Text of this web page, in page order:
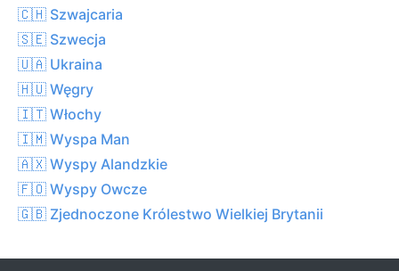
🇨🇭 Szwajcaria
🇸🇪 Szwecja
🇺🇦 Ukraina
🇭🇺 Węgry
🇮🇹 Włochy
🇮🇲 Wyspa Man
🇦🇽 Wyspy Alandzkie
🇫🇴 Wyspy Owcze
🇬🇧 Zjednoczone Królestwo Wielkiej Brytanii